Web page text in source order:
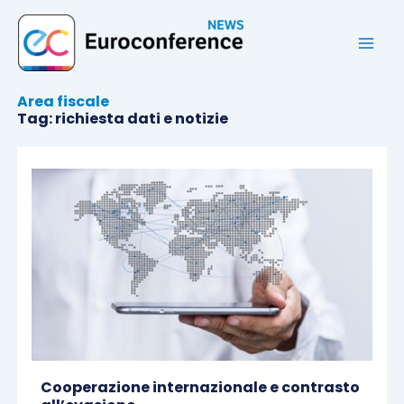
contenuto
Area fiscale
Tag: richiesta dati e notizie
Cooperazione internazionale e contrasto